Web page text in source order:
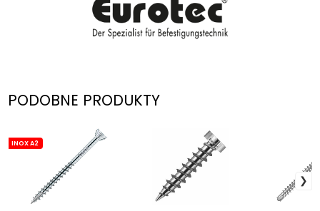
PODOBNE PRODUKTY
INOX A2